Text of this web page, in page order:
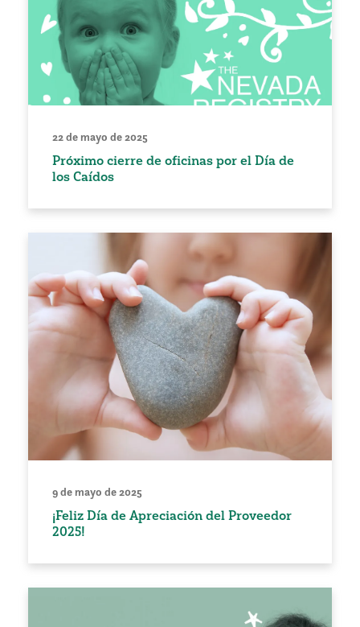
22 de mayo de 2025
Próximo cierre de oficinas por el Día de
los Caídos
9 de mayo de 2025
¡Feliz Día de Apreciación del Proveedor
2025!